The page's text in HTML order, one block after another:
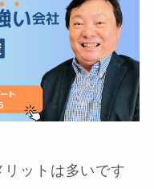
ットは多いです